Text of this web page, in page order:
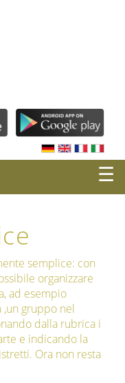
☰
semplice: con
organizzare
ad esempio
,un gruppo nel
dalla rubrica i
e indicando la
Ora non resta